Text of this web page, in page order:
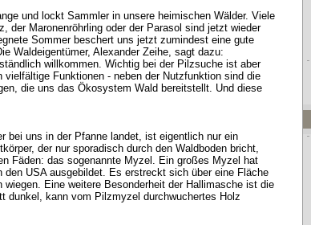
und lockt Sammler in unsere heimischen Wälder. Viele
der Maronenröhrling oder der Parasol sind jetzt wieder
Sommer beschert uns jetzt zumindest eine gute
Waldeigentümer, Alexander Zeihe, sagt dazu:
willkommen. Wichtig bei der Pilzsuche ist aber
Funktionen - neben der Nutzfunktion sind die
die uns das Ökosystem Wald bereitstellt. Und diese
bei uns in der Pfanne landet, ist eigentlich nur ein
der nur sporadisch durch den Waldboden bricht,
Fäden: das sogenannte Myzel. Ein großes Myzel hat
USA ausgebildet. Es erstreckt sich über eine Fläche
Eine weitere Besonderheit der Hallimasche ist die
dunkel, kann vom Pilzmyzel durchwuchertes Holz